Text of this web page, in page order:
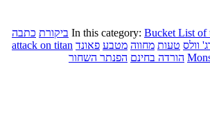
In this category: Bucket List of ביקורת כתבה
וולס טעות מחווה מטבע פאונד attack on titan
הורדה בחינם הפנתר השחור